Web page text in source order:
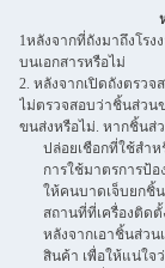
1หลังจากที่ถังมาถึงโร
บนเอกสารหรือไม่
2. หลังจากเปิดถังตรว
ไม่ตรวจสอบว่าชิ้นส่วน
ขนส่งหรือไม่. หากชิ้นส่
ปล่อยเชือกที่ใช้สํา
การใช้มาตรการป้
ให้คนบาดเจ็บยกชิ้น
สถานที่ที่เครื่องติดตั้
หลังจากเอาชิ้นส่ว
สินค้า เพื่อให้แน่ใจ